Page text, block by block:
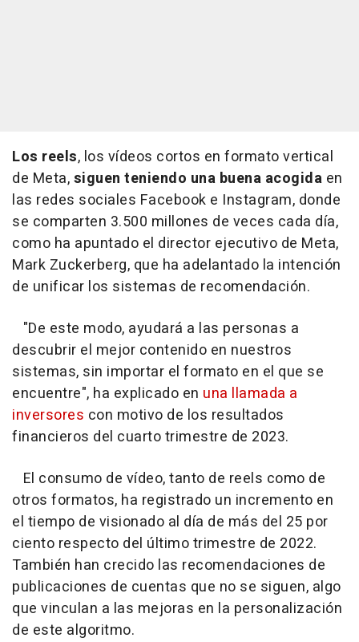
Los reels, los vídeos cortos en formato vertical
de Meta,siguen teniendo una buena acogida en
las redes sociales Facebook e Instagram, donde
se comparten 3.500 millones de veces cada día,
como ha apuntado el director ejecutivo de Meta,
Mark Zuckerberg, que ha adelantado la intención
de unificar los sistemas de recomendación.
"De este modo, ayudará a las personas a
descubrir el mejor contenido en nuestros
sistemas, sin importar el formato en el que se
encuentre", ha explicado en una llamada a
inversores con motivo de los resultados
financieros del cuarto trimestre de 2023.
El consumo de vídeo, tanto de reels como de
otros formatos, ha registrado un incremento en
el tiempo de visionado al día de más del 25 por
ciento respecto del último trimestre de 2022.
También han crecido las recomendaciones de
publicaciones de cuentas que no se siguen, algo
que vinculan a las mejoras en la personalización
de este algoritmo.